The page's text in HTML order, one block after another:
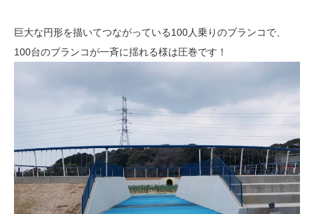
巨大な円形を描いてつながっている100人乗りのブランコで、
100台のブランコが一斉に揺れる様は圧巻です！